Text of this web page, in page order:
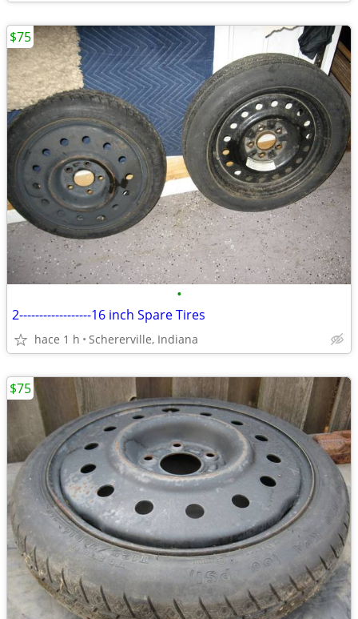
•
2------------------16 inch Spare Tires
hace 1 h Schererville, Indiana
$75
$75